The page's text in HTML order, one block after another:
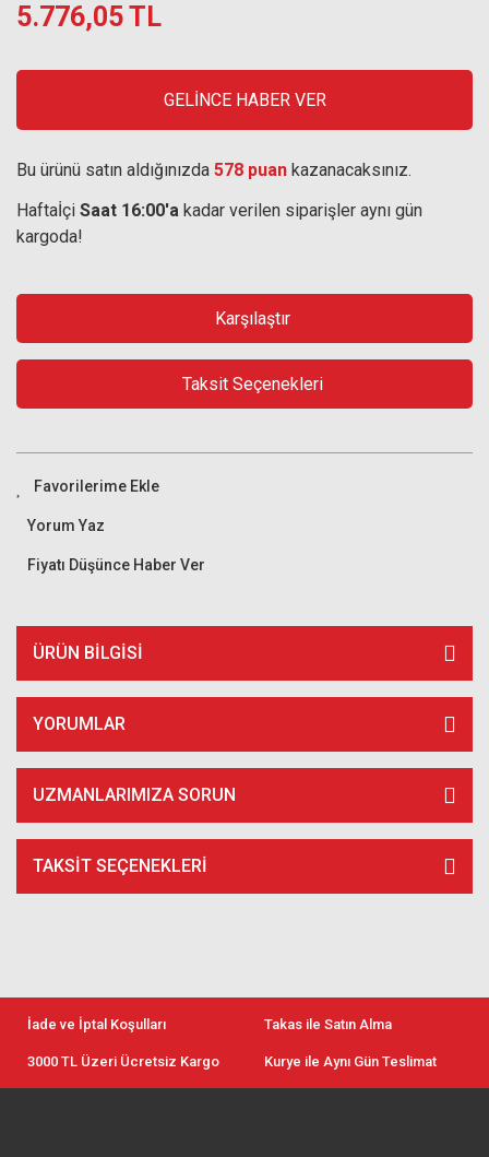
5.776,05 TL
GELİNCE HABER VER
Bu ürünü satın aldığınızda 578 puan kazanacaksınız.
Haftaİçi Saat 16:00'a kadar verilen siparişler aynı gün
kargoda!
Karşılaştır
Taksit Seçenekleri
Yorum Yaz
Fiyatı Düşünce Haber Ver
ÜRÜN BILGISI
YORUMLAR
UZMANLARIMIZA SORUN
TAKSIT SEÇENEKLERI
İade ve İptal Koşulları Takas ile Satın Alma
3000 TL Üzeri Ücretsiz Kargo Kurye ile Aynı Gün Teslimat